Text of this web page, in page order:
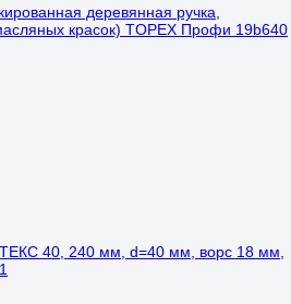
деревянная ручка,
красок) TOPEX Профи 19b640
40, 240 мм, d=40 мм, ворс 18 мм,